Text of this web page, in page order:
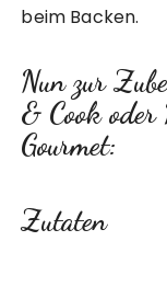
beim Backen.
Nun zur
& Cook oder
Gourmet:
Zutaten